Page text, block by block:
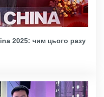
2025: чим цього разу